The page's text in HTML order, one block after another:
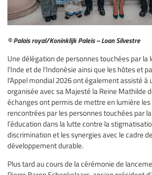
© Palais royal/Koninklijk Paleis – Loan Silvestre
Une délégation de personnes touchées par la
l’Inde et de l’Indonésie ainsi que les hôtes et
l’Appel mondial 2026 ont également assisté à
organisée avec sa Majesté la Reine Mathilde
échanges ont permis de mettre en lumière
rencontrées par les personnes touchées par
l’éducation dans la lutte contre la
discrimination et les synergies avec le cadre
développement durable.
Plus tard au cours de la cérémonie de